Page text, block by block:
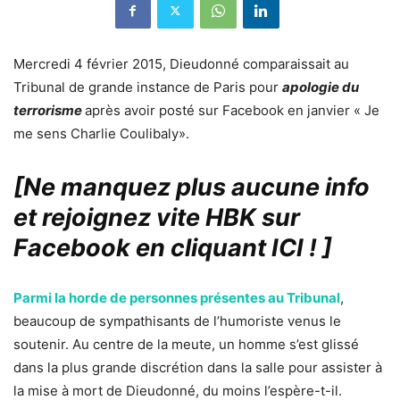
Mercredi 4 février 2015, Dieudonné comparaissait au
Tribunal de grande instance de Paris pour apologie du
terrorismeaprès avoir posté sur Facebook en janvier « Je
me sens Charlie Coulibaly».
[Ne manquez plus aucune info
et rejoignez vite HBK sur
Facebook en cliquant ICI !]
Parmi la horde de personnes présentes au Tribunal,
beaucoup de sympathisants de l’humoriste venus le
soutenir. Au centre de la meute, un homme s’est glissé
dans la plus grande discrétion dans la salle pour assister à
la mise à mort de Dieudonné, du moins l’espère-t-il.